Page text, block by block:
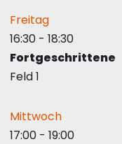
Freitag
16:30 - 18:30
Fortgeschrittene
Feld 1
Mittwoch
17:00 - 19:00